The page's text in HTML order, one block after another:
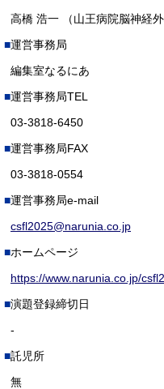
高橋 浩一 （山王病院脳神経外
運営事務局
編集室なるにあ
運営事務局TEL
03-3818-6450
運営事務局FAX
03-3818-0554
運営事務局e-mail
csfl2025@narunia.co.jp
ホームページ
https://www.narunia.co.jp/
演題登録締切日
-
託児所
無